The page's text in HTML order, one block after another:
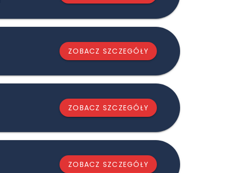
ZOBACZ SZCZEGÓŁY
ZOBACZ SZCZEGÓŁY
ZOBACZ SZCZEGÓŁY